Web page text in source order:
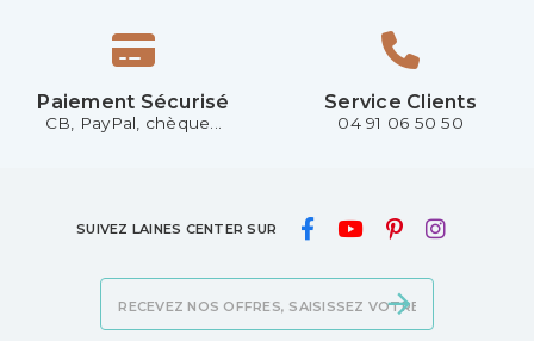
Paiement Sécurisé
CB, PayPal, chèque...
Service Clients
04 91 06 50 50
SUIVEZ LAINES CENTER SUR